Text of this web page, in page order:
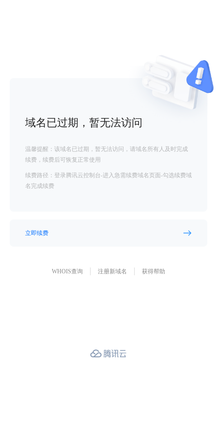
域名已过期，暂无法访问
温馨提醒：该域名已过期，暂无法访问，请域名所有人及时完成
续费，续费后可恢复正常使用
续费路径：登录腾讯云控制台-进入急需续费域名页面-勾选续费域
名完成续费
立即续费
WHOIS查询 注册新域名 获得帮助